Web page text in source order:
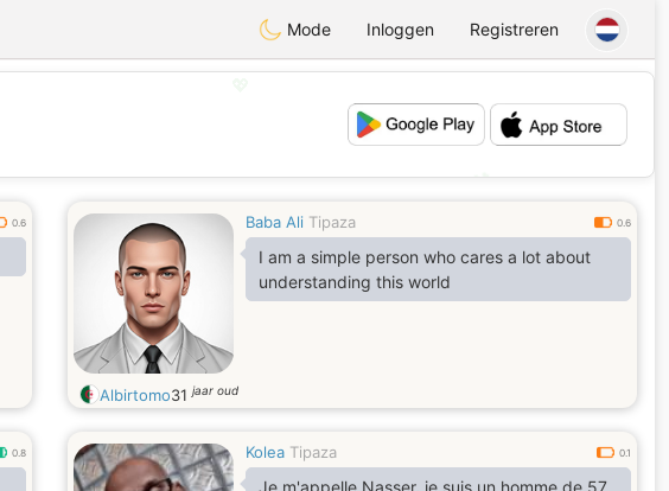
Mode Inloggen Registreren
0.6 Baba Ali Tipaza 0.6
I am a simple person who cares a lot about
understanding this world
Albirtomo31jaar oud
0.8 Kolea Tipaza 0.1
Je m'appelle Nasser, je suis un homme de 57